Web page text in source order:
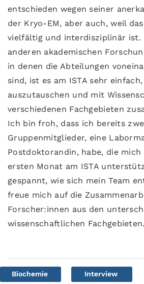
entschieden wegen seiner
der Kryo-EM, aber auch, weil
vielfältig und interdisziplinär ist.
anderen akademischen
in denen die Abteilungen
sind, ist es am ISTA sehr
auszutauschen und mit
verschiedenen Fachgebieten
Ich bin froh, dass ich bereits
Gruppenmitglieder, eine
Postdoktorandin, habe, die mich
ersten Monat am ISTA
gespannt, wie sich mein Team
freue mich auf die
Forscher:innen aus den
wissenschaftlichen Fachgebieten.
Biochemie Interview